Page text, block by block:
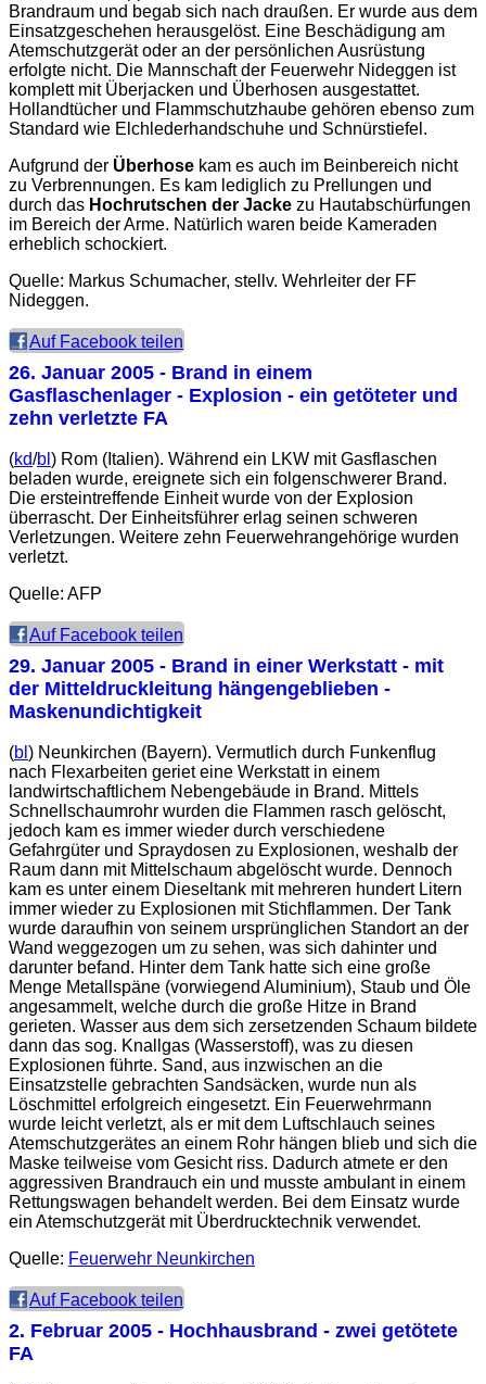
Brandraum und begab sich nach draußen. Er wurde aus dem
Einsatzgeschehen herausgelöst. Eine Beschädigung am
Atemschutzgerät oder an der persönlichen Ausrüstung
erfolgte nicht. Die Mannschaft der Feuerwehr Nideggen ist
komplett mit Überjacken und Überhosen ausgestattet.
Hollandtücher und Flammschutzhaube gehören ebenso zum
Standard wie Elchlederhandschuhe und Schnürstiefel.
Aufgrund der Überhose kam es auch im Beinbereich nicht
zu Verbrennungen. Es kam lediglich zu Prellungen und
durch das Hochrutschen der Jacke zu Hautabschürfungen
im Bereich der Arme. Natürlich waren beide Kameraden
erheblich schockiert.
Quelle: Markus Schumacher, stellv. Wehrleiter der FF
Nideggen.
Auf Facebook teilen
26. Januar 2005 - Brand in einem
Gasflaschenlager - Explosion - ein getöteter und
zehn verletzte FA
(kd/bl ) Rom (Italien). Während ein LKW mit Gasflaschen
beladen wurde, ereignete sich ein folgenschwerer Brand.
Die ersteintreffende Einheit wurde von der Explosion
überrascht. Der Einheitsführer erlag seinen schweren
Verletzungen. Weitere zehn Feuerwehrangehörige wurden
verletzt.
Quelle: AFP
Auf Facebook teilen
29. Januar 2005 - Brand in einer Werkstatt - mit
der Mitteldruckleitung hängengeblieben -
Maskenundichtigkeit
(bl ) Neunkirchen (Bayern). Vermutlich durch Funkenflug
nach Flexarbeiten geriet eine Werkstatt in einem
landwirtschaftlichem Nebengebäude in Brand. Mittels
Schnellschaumrohr wurden die Flammen rasch gelöscht,
jedoch kam es immer wieder durch verschiedene
Gefahrgüter und Spraydosen zu Explosionen, weshalb der
Raum dann mit Mittelschaum abgelöscht wurde. Dennoch
kam es unter einem Dieseltank mit mehreren hundert Litern
immer wieder zu Explosionen mit Stichflammen. Der Tank
wurde daraufhin von seinem ursprünglichen Standort an der
Wand weggezogen um zu sehen, was sich dahinter und
darunter befand. Hinter dem Tank hatte sich eine große
Menge Metallspäne (vorwiegend Aluminium), Staub und Öle
angesammelt, welche durch die große Hitze in Brand
gerieten. Wasser aus dem sich zersetzenden Schaum bildete
dann das sog. Knallgas (Wasserstoff), was zu diesen
Explosionen führte. Sand, aus inzwischen an die
Einsatzstelle gebrachten Sandsäcken, wurde nun als
Löschmittel erfolgreich eingesetzt. Ein Feuerwehrmann
wurde leicht verletzt, als er mit dem Luftschlauch seines
Atemschutzgerätes an einem Rohr hängen blieb und sich die
Maske teilweise vom Gesicht riss. Dadurch atmete er den
aggressiven Brandrauch ein und musste ambulant in einem
Rettungswagen behandelt werden. Bei dem Einsatz wurde
ein Atemschutzgerät mit Überdrucktechnik verwendet.
Quelle: Feuerwehr Neunkirchen
Auf Facebook teilen
2. Februar 2005 - Hochhausbrand - zwei getötete
FA